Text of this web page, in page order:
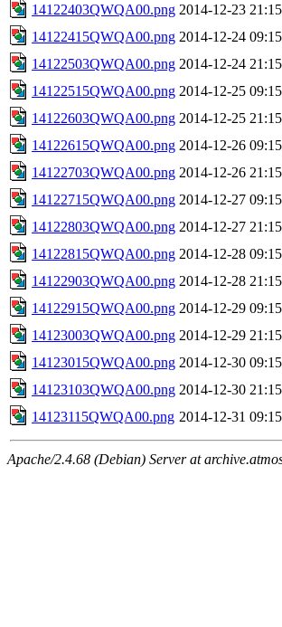
14122403QWQA00.png 2014-12-23 21:15
14122415QWQA00.png 2014-12-24 09:15
14122503QWQA00.png 2014-12-24 21:15
14122515QWQA00.png 2014-12-25 09:15
14122603QWQA00.png 2014-12-25 21:15
14122615QWQA00.png 2014-12-26 09:15
14122703QWQA00.png 2014-12-26 21:15
14122715QWQA00.png 2014-12-27 09:15
14122803QWQA00.png 2014-12-27 21:15
14122815QWQA00.png 2014-12-28 09:15
14122903QWQA00.png 2014-12-28 21:15
14122915QWQA00.png 2014-12-29 09:15
14123003QWQA00.png 2014-12-29 21:15
14123015QWQA00.png 2014-12-30 09:15
14123103QWQA00.png 2014-12-30 21:15
14123115QWQA00.png 2014-12-31 09:15
Apache/2.4.68 (Debian) Server at